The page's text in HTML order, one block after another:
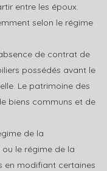
entre les époux.
selon le régime
de contrat de
possédés avant le
Le patrimoine des
biens communs et de
de la
le régime de la
en modifiant certaines